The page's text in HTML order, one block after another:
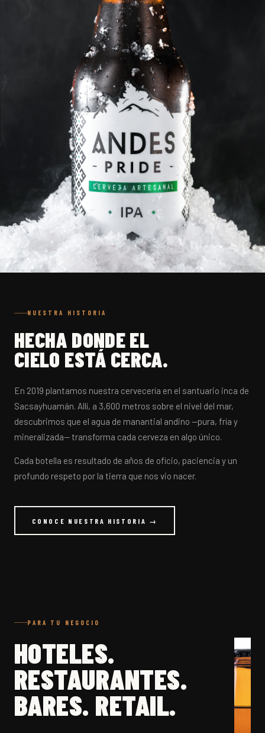
NUESTRA HISTORIA
HECHA DONDE EL
CIELO ESTÁ CERCA.
En 2019 plantamos nuestra cervecería en el santuario inca de
Sacsayhuamán. Allí, a 3,600 metros sobre el nivel del mar,
descubrimos que el agua de manantial andino —pura, fría y
mineralizada— transforma cada cerveza en algo único.
Cada botella es resultado de años de oficio, paciencia y un
profundo respeto por la tierra que nos vio nacer.
CONOCE NUESTRA HISTORIA →
PARA TU NEGOCIO
HOTELES.
RESTAURANTES.
BARES. RETAIL.